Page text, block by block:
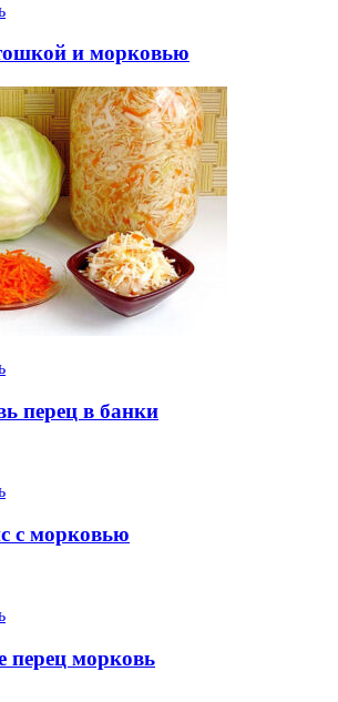
и морковью
перец в банки
с морковью
перец морковь